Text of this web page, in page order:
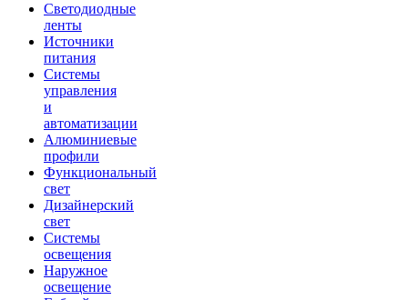
Светодиодные
ленты
Источники
питания
Системы
управления
и
автоматизации
Алюминиевые
профили
Функциональный
свет
Дизайнерский
свет
Системы
освещения
Наружное
освещение